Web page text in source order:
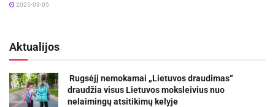
2025-03-05
Aktualijos
Rugsėjį nemokamai „Lietuvos draudimas“
draudžia visus Lietuvos moksleivius nuo
nelaimingų atsitikimų kelyje